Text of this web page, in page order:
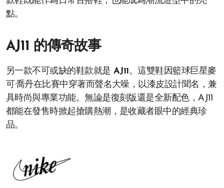
點。
AJ11 的傳奇故事
另一款不可或缺的鞋款就是 AJ11。這雙鞋因籃球巨星麥
可·喬丹在比賽中穿著而聲名大噪，以漆皮設計聞名，兼
具時尚與專業功能。無論是復刻版還是全新配色，AJ11
都能在發售時掀起搶購熱潮，是收藏者眼中的經典珍
品。